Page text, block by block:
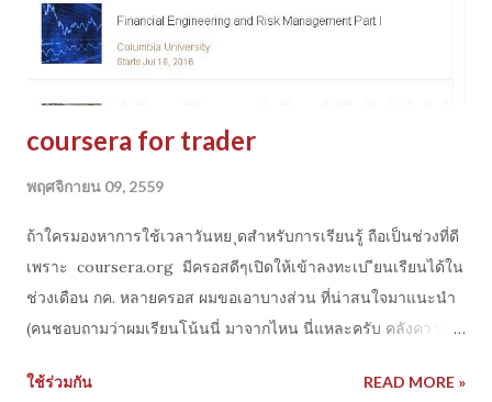
coursera for trader
พฤศจิกายน 09, 2559
ถ้าใครมองหาการใช้เวลาวันหย ุดสำหรับการเรียนรู้ ถือเป็นช่วงที่ดี
เพราะ coursera.org มีครอสดีๆเปิดให้เข้าลงทะเบ ียนเรียนได้ใน
ช่วงเดือน กค. หลายครอส ผมขอเอาบางส่วน ที่น่าสนใจมาแนะนำ
(คนชอบถามว่าผมเรียนโน้นนี่ มาจากไหน นี่แหละครับ คลังความรู้
Geneva ไม่ได้เรียนมาสายตรง แต่อยากมีความรู้ด้านนี้เบื ้องต้นไว้
ใช้ร่วมกัน READ MORE »